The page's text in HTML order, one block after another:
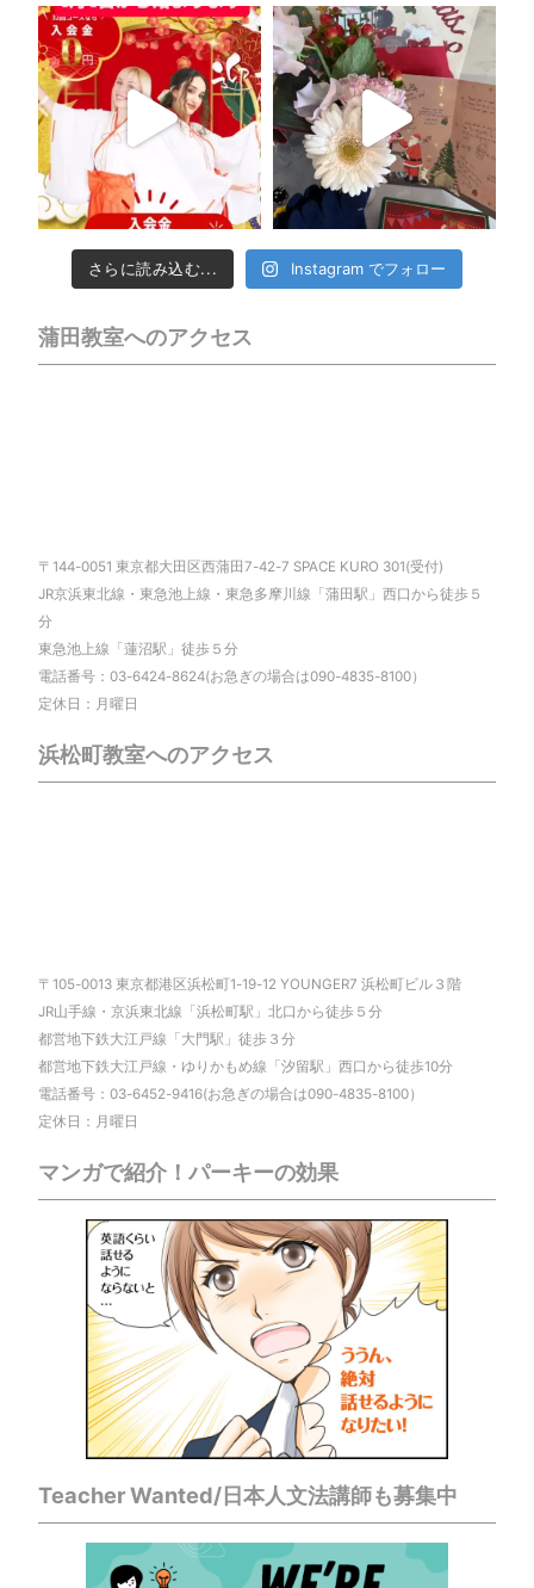
さらに読み込む... Instagram でフォロー
蒲田教室へのアクセス
〒144-0051 東京都大田区西蒲田7-42-7 SPACE KURO 301(受付)
JR京浜東北線・東急池上線・東急多摩川線「蒲田駅」西口から徒歩５
分
東急池上線「蓮沼駅」徒歩５分
電話番号：03-6424-8624(お急ぎの場合は090-4835-8100）
定休日：月曜日
浜松町教室へのアクセス
〒105-0013 東京都港区浜松町1-19-12 YOUNGER7 浜松町ビル３階
JR山手線・京浜東北線「浜松町駅」北口から徒歩５分
都営地下鉄大江戸線「大門駅」徒歩３分
都営地下鉄大江戸線・ゆりかもめ線「汐留駅」西口から徒歩10分
電話番号：03-6452-9416(お急ぎの場合は090-4835-8100）
定休日：月曜日
マンガで紹介！パーキーの効果
Teacher Wanted/日本人文法講師も募集中